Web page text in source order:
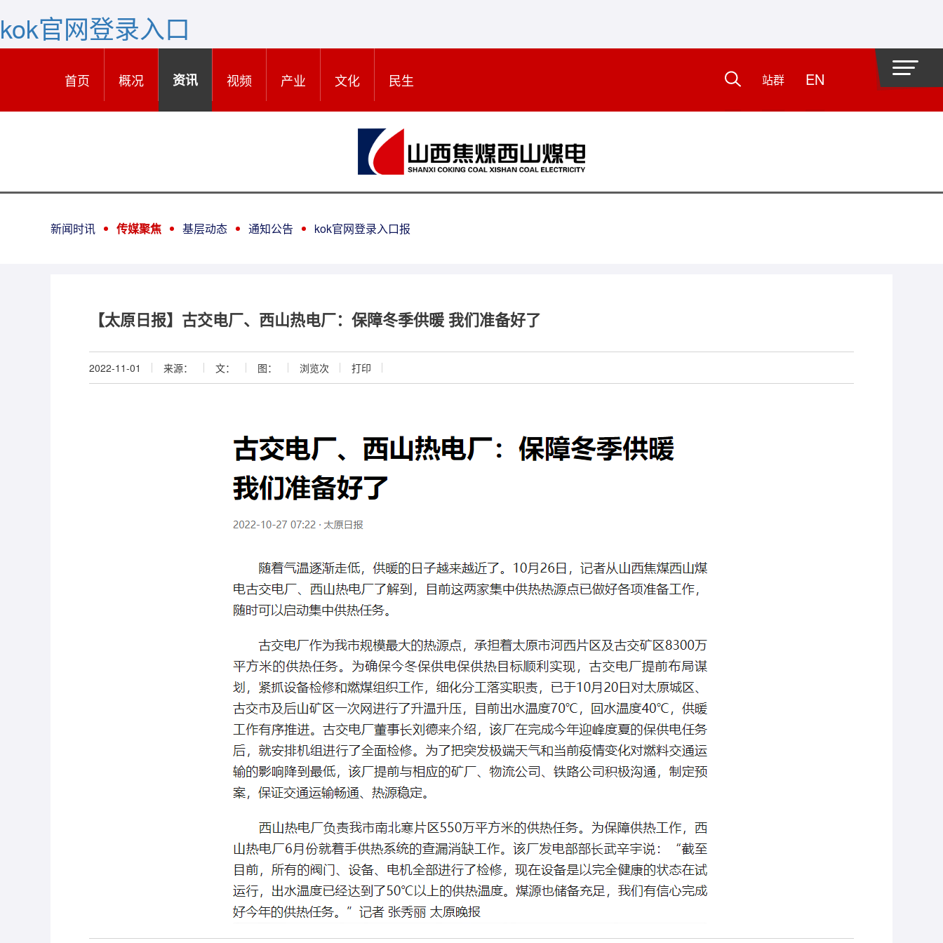
kok官网登录入口
首页 概况 资讯 视频 产业 文化 民生 站群 EN
新闻时讯 传媒聚焦 基层动态 通知公告 kok官网登录入口报
【太原日报】古交电厂、西山热电厂：保障冬季供暖 我们准备好了
2022-11-01 来源： 文： 图： 浏览次 打印